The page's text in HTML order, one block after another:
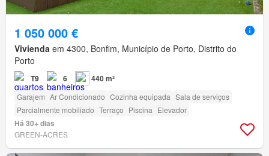
1 050 000 €
Vivienda em 4300, Bonfim, Município de Porto, Distrito do
Porto
T9 6 440 m²
Garajem Ar Condicionado Cozinha equipada Sala de serviços
Parcialmente mobiliado Terraço Piscina Elevador
Há 30+ dias
GREEN-ACRES